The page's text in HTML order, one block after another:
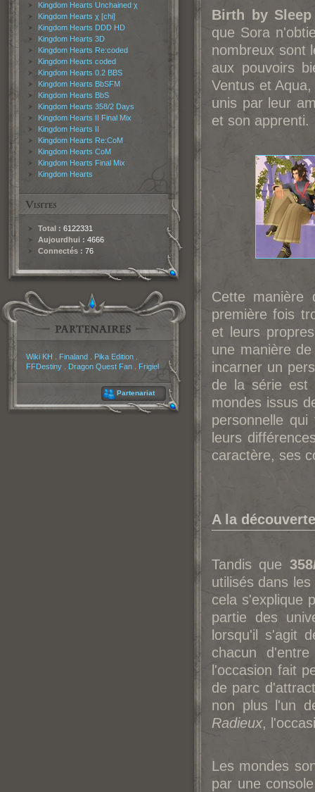
Kingdom Hearts Unchained χ
Kingdom Hearts χ [chi]
Kingdom Hearts DDD HD
Kingdom Hearts 3D
Kingdom Hearts Re:coded
Kingdom Hearts coded
Kingdom Hearts 0.2 BBS
Kingdom Hearts BbSFM
Kingdom Hearts BbS
Kingdom Hearts 358/2 Days
Kingdom Hearts II Final Mix
Kingdom Hearts II
Kingdom Hearts Re:CoM
Kingdom Hearts CoM
Kingdom Hearts Final Mix
Kingdom Hearts
Total : 6122331
Aujourdhui : 4666
Connectés : 76
Wiki KH Finaland Pika Edition
FFDestiny
Dragon Quest Fan Frigiel
Partenariat
Birth by Sleep
que Sora
nombreux sont
aux pouvoirs
Ventus et
unis par leur
et son apprenti.
Cette manière
première fois
et leurs
une manière
incarner un
de la série est
mondes issus
personnelle
leurs
caractère, ses
A la
Tandis que
utilisés dans
cela s'explique
partie des
lorsqu'il s'agit
chacun
l'occasion fait
de parc
non plus l'un
Radieux,
Les mondes
par une